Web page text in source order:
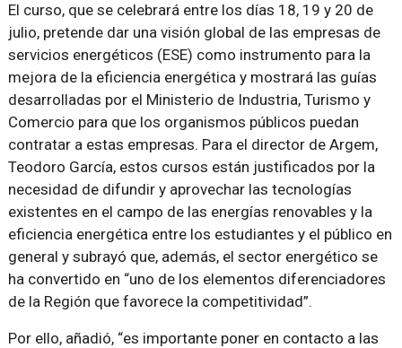
El curso, que se celebrará entre los días 18, 19 y 20 de
julio, pretende dar una visión global de las empresas de
servicios energéticos (ESE) como instrumento para la
mejora de la eficiencia energética y mostrará las guías
desarrolladas por el Ministerio de Industria, Turismo y
Comercio para que los organismos públicos puedan
contratar a estas empresas. Para el director de Argem,
Teodoro García, estos cursos están justificados por la
necesidad de difundir y aprovechar las tecnologías
existentes en el campo de las energías renovables y la
eficiencia energética entre los estudiantes y el público en
general y subrayó que, además, el sector energético se
ha convertido en “uno de los elementos diferenciadores
de la Región que favorece la competitividad”.
Por ello, añadió, “es importante poner en contacto a las